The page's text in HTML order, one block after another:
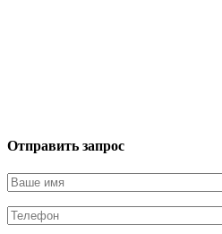
Отправить запрос